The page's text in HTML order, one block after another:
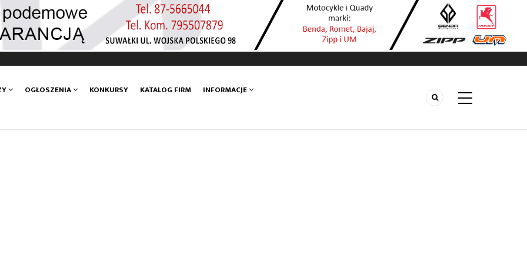
OGŁOSZENIA KONKURSY KATALOG FIRM INFORMACJE